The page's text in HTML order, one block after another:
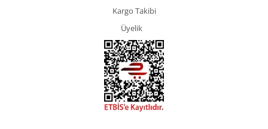
Kargo Takibi
Üyelik